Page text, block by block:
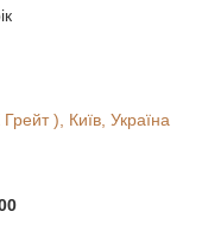
), Київ, Україна